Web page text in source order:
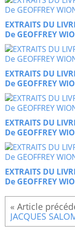
EXTRAITS DU
De GEOFFREY
EXTRAITS DU
De GEOFFREY
EXTRAITS DU
De GEOFFREY
EXTRAITS DU
De GEOFFREY
JACQUES